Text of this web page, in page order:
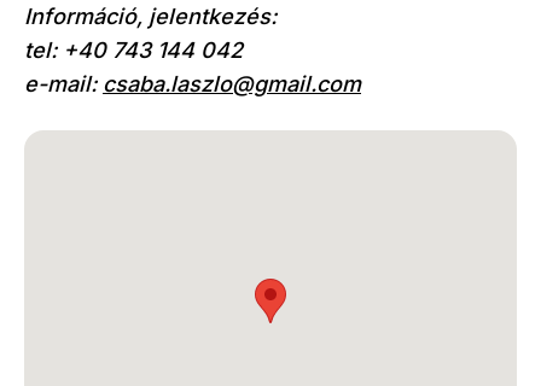
Információ, jelentkezés:
tel: +40 743 144 042
e-mail: csaba.laszlo@gmail.com